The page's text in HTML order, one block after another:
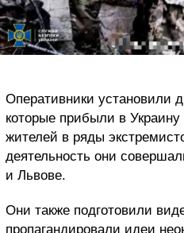
Оперативники установили
которые прибыли в
жителей в ряды
деятельность они
и Львове.
Они также подготовили
пропагандировали идеи